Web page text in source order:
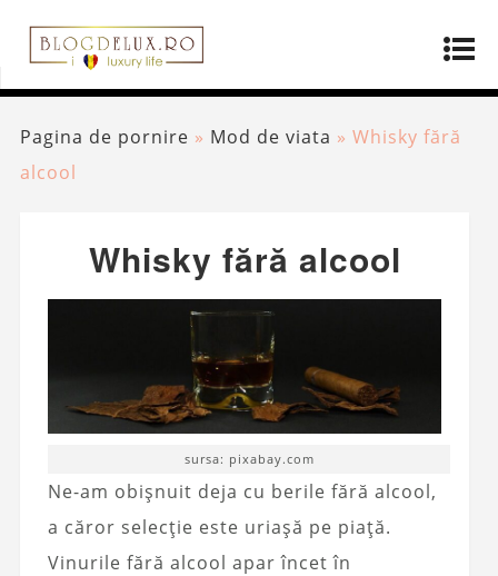
Pagina de pornire » Mod de viata » Whisky fără
alcool
Whisky fără alcool
sursa: pixabay.com
Ne-am obișnuit deja cu berile fără alcool,
a căror selecție este uriașă pe piață.
Vinurile fără alcool apar încet în